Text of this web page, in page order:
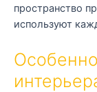
пространство
используют